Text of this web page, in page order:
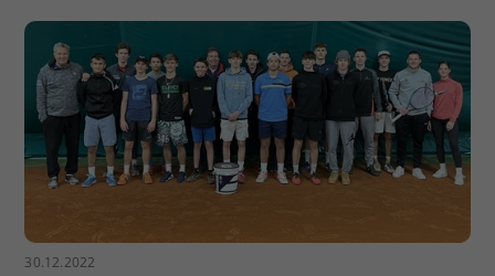
30.12.2022
Zweck
Dieser Wert speichert Ihre Consent-
Einstellungen. Unter anderem eine
zufällig generierte ID, für die
historische Speicherung Ihrer
vorgenommen Einstellungen, falls der
Webseiten-Betreiber dies eingestellt
hat.